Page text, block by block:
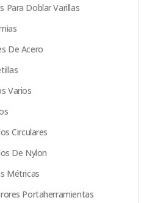
Para Doblar Varillas
De Acero
Varios
Circulares
De Nylon
Métricas
Portaherramientas